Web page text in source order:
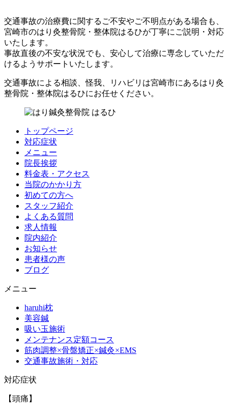
交通事故の治療費に関するご不安やご不明点がある場合も、
宮崎市のはり灸整骨院・整体院はるひが丁寧にご説明・対応
いたします。
事故直後の不安な状況でも、安心して治療に専念していただ
けるようサポートいたします。
交通事故による相談、怪我、リハビリは宮崎市にあるはり灸
整骨院・整体院はるひにお任せください。
トップページ
対応症状
メニュー
院長挨拶
料金表・アクセス
当院のかかり方
初めての方へ
スタッフ紹介
よくある質問
求人情報
院内紹介
お知らせ
患者様の声
ブログ
メニュー
haruhi枕
美容鍼
吸い玉施術
メンテナンス定額コース
筋肉調整×骨盤矯正×鍼灸×EMS
交通事故施術・対応
対応症状
【頭痛】